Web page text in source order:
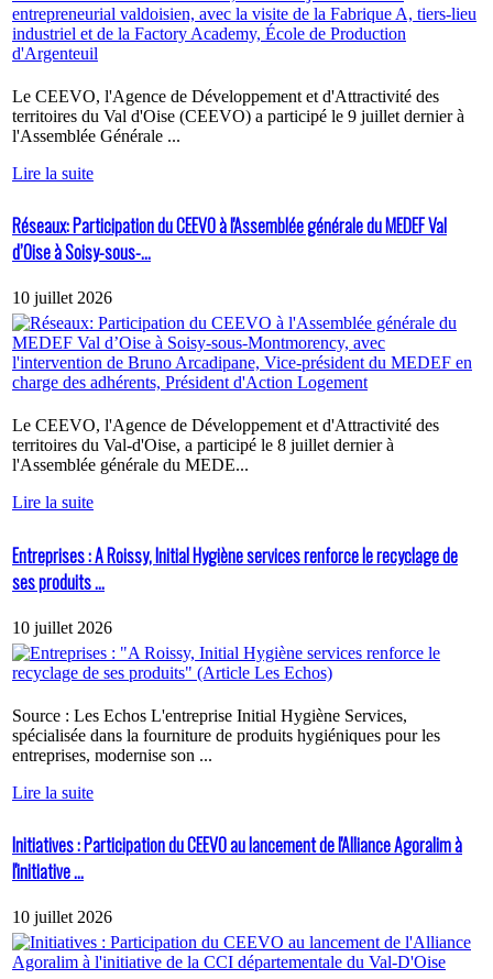
Le CEEVO, l'Agence de Développement et d'Attractivité des
territoires du Val d'Oise (CEEVO) a participé le 9 juillet dernier à
l'Assemblée Générale ...
Lire la suite
Réseaux: Participation du CEEVO à l'Assemblée générale du MEDEF Val
d’Oise à Soisy-sous-...
10 juillet 2026
Le CEEVO, l'Agence de Développement et d'Attractivité des
territoires du Val-d'Oise, a participé le 8 juillet dernier à
l'Assemblée générale du MEDE...
Lire la suite
Entreprises : A Roissy, Initial Hygiène services renforce le recyclage de
ses produits ...
10 juillet 2026
Source : Les Echos L'entreprise Initial Hygiène Services,
spécialisée dans la fourniture de produits hygiéniques pour les
entreprises, modernise son ...
Lire la suite
Initiatives : Participation du CEEVO au lancement de l'Alliance Agoralim à
l'initiative ...
10 juillet 2026